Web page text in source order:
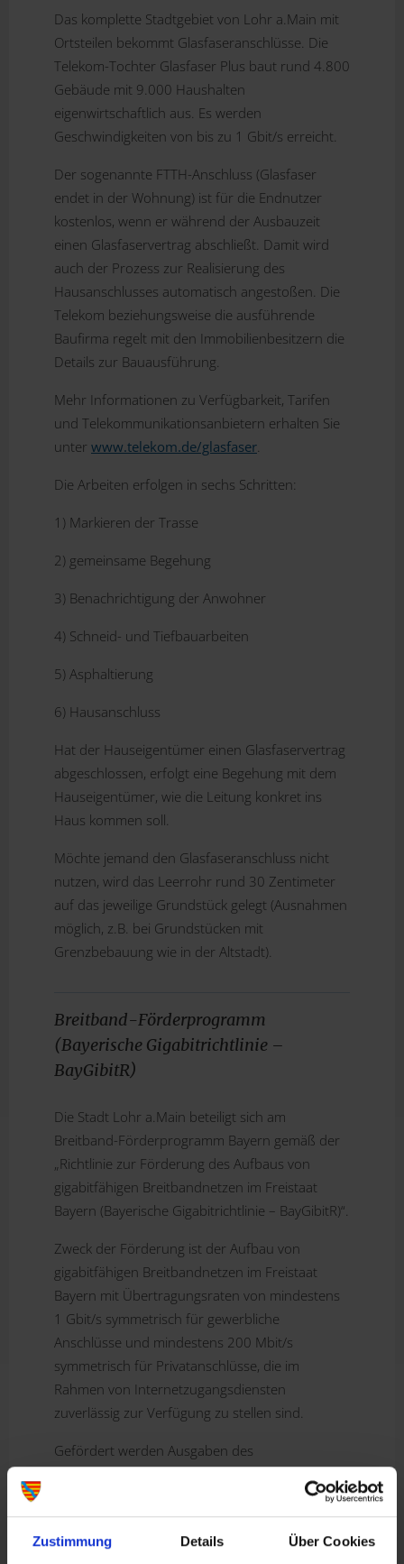
Zustimmung Details Über Cookies
Das komplette Stadtgebiet von Lohr a.Main mit
Ortsteilen bekommt Glasfaseranschlüsse. Die
Telekom-Tochter Glasfaser Plus baut rund 4.800
Gebäude mit 9.000 Haushalten
eigenwirtschaftlich aus. Es werden
Geschwindigkeiten von bis zu 1 Gbit/s erreicht.
Der sogenannte FTTH-Anschluss (Glasfaser
endet in der Wohnung) ist für die Endnutzer
kostenlos, wenn er während der Ausbauzeit
einen Glasfaservertrag abschließt. Damit wird
auch der Prozess zur Realisierung des
Hausanschlusses automatisch angestoßen. Die
Telekom beziehungsweise die ausführende
Baufirma regelt mit den Immobilienbesitzern die
Details zur Bauausführung.
Mehr Informationen zu Verfügbarkeit, Tarifen
und Telekommunikationsanbietern erhalten Sie
unter www.telekom.de/glasfaser.
Die Arbeiten erfolgen in sechs Schritten:
1) Markieren der Trasse
2) gemeinsame Begehung
3) Benachrichtigung der Anwohner
4) Schneid- und Tiefbauarbeiten
5) Asphaltierung
6) Hausanschluss
Hat der Hauseigentümer einen Glasfaservertrag
abgeschlossen, erfolgt eine Begehung mit dem
Hauseigentümer, wie die Leitung konkret ins
Haus kommen soll.
Möchte jemand den Glasfaseranschluss nicht
nutzen, wird das Leerrohr rund 30 Zentimeter
auf das jeweilige Grundstück gelegt (Ausnahmen
möglich, z.B. bei Grundstücken mit
Grenzbebauung wie in der Altstadt).
Breitband-Förderprogramm
(Bayerische Gigabitrichtlinie –
BayGibitR)
Die Stadt Lohr a.Main beteiligt sich am
Breitband-Förderprogramm Bayern gemäß der
„Richtlinie zur Förderung des Aufbaus von
gigabitfähigen Breitbandnetzen im Freistaat
Bayern (Bayerische Gigabitrichtlinie – BayGibitR)“.
Zweck der Förderung ist der Aufbau von
gigabitfähigen Breitbandnetzen im Freistaat
Bayern mit Übertragungsraten von mindestens
1 Gbit/s symmetrisch für gewerbliche
Anschlüsse und mindestens 200 Mbit/s
symmetrisch für Privatanschlüsse, die im
Rahmen von Internetzugangsdiensten
zuverlässig zur Verfügung zu stellen sind.
Gefördert werden Ausgaben des
öffentlicher Telekommunikationsnetze i.S.d. § 3
Nr. 27 des Telekommunikationsgesetzes
(Netzbetreiber) zur Schließung des